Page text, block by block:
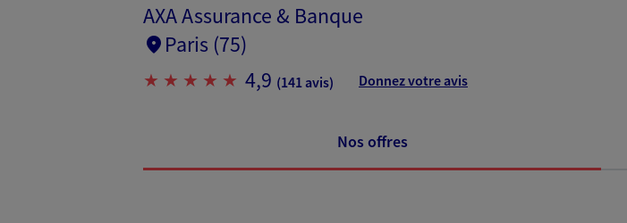
AXA Assurance & Banque
Paris (75)
4,9 (141 avis) Donnez votre avis
Nos offres